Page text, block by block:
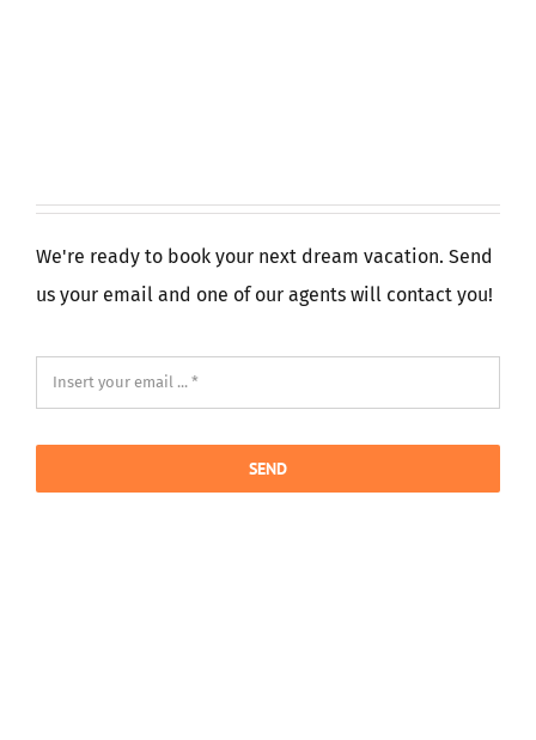
We're ready to book your next dream vacation. Send
us your email and one of our agents will contact you!
SEND